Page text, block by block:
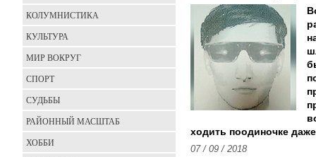
ходить поодиночке
07 / 09 / 2018
КОЛУМНИСТИКА
КУЛЬТУРА
МИР ВОКРУГ
СПОРТ
СУДЬБЫ
РАЙОННЫЙ МАСШТАБ
ХОББИ